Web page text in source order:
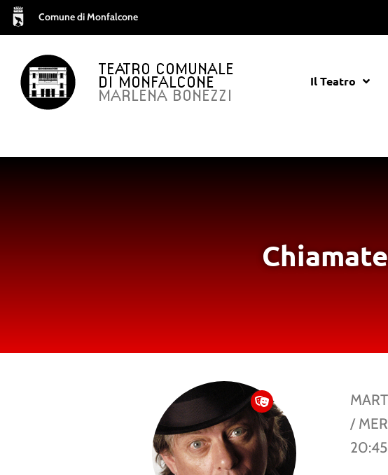
Comune di Monfalcone
TEATRO COMUNALE
DI MONFALCONE
MARLENA BONEZZI
Il Teatro
/
20:45